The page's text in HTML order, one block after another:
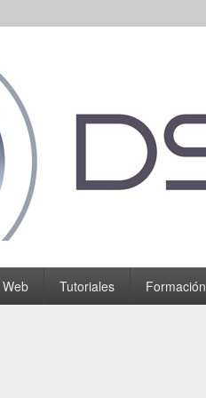
Tutoriales Formación